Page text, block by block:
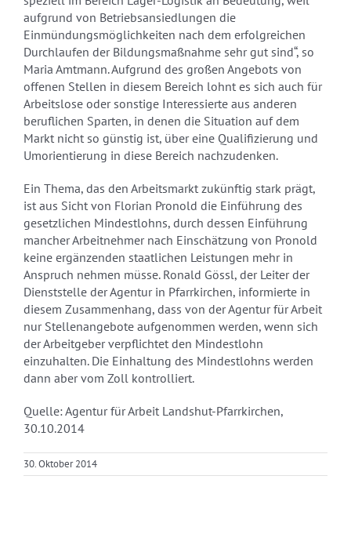
aufgrund von Betriebsansiedlungen die
Einmündungsmöglichkeiten nach dem erfolgreichen
Durchlaufen der Bildungsmaßnahme sehr gut sind“, so
Maria Amtmann. Aufgrund des großen Angebots von
offenen Stellen in diesem Bereich lohnt es sich auch für
Arbeitslose oder sonstige Interessierte aus anderen
beruflichen Sparten, in denen die Situation auf dem
Markt nicht so günstig ist, über eine Qualifizierung und
Umorientierung in diese Bereich nachzudenken.
Ein Thema, das den Arbeitsmarkt zukünftig stark prägt,
ist aus Sicht von Florian Pronold die Einführung des
gesetzlichen Mindestlohns, durch dessen Einführung
mancher Arbeitnehmer nach Einschätzung von Pronold
keine ergänzenden staatlichen Leistungen mehr in
Anspruch nehmen müsse. Ronald Gössl, der Leiter der
Dienststelle der Agentur in Pfarrkirchen, informierte in
diesem Zusammenhang, dass von der Agentur für Arbeit
nur Stellenangebote aufgenommen werden, wenn sich
der Arbeitgeber verpflichtet den Mindestlohn
einzuhalten. Die Einhaltung des Mindestlohns werden
dann aber vom Zoll kontrolliert.
Quelle: Agentur für Arbeit Landshut-Pfarrkirchen,
30.10.2014
30. Oktober 2014